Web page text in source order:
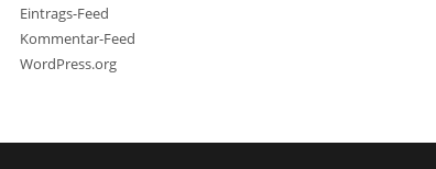
Eintrags-Feed
Kommentar-Feed
WordPress.org